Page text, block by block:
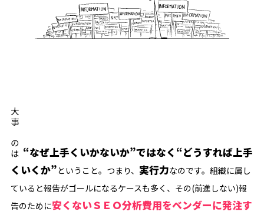
大事なのは “なぜ上手くいかないか”ではなく“どうすれば上手
くいくか”ということ。つまり、 実行力なのです。組織に属し
ていると報告がゴールになるケースも多く、その(前進しない)報
告のために安くないＳＥＯ分析費用をベンダーに発注す